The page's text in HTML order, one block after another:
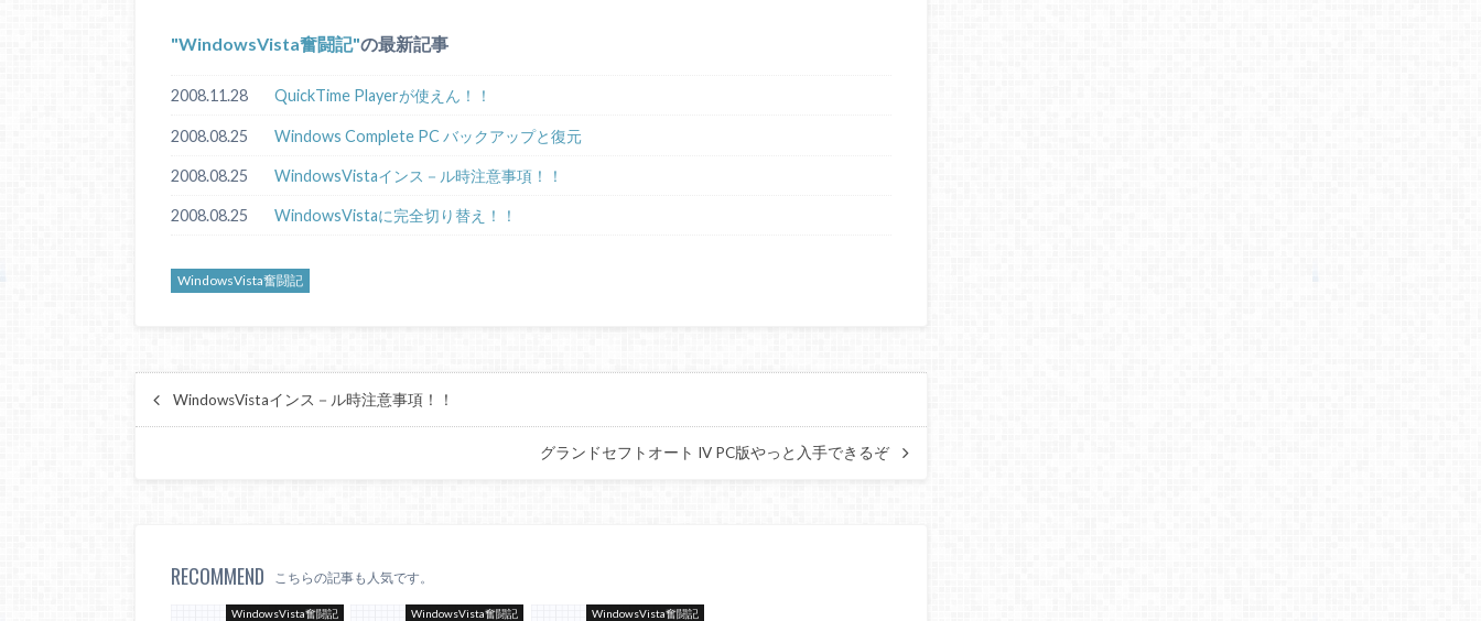
WindowsVista奮闘記 の最新記事
2008.11.28 QuickTime Playerが使えん！！
2008.08.25 Windows Complete PC バックアップと復元
2008.08.25 WindowsVistaインス－ル時注意事項！！
2008.08.25 WindowsVistaに完全切り替え！！
WindowsVista奮闘記
WindowsVistaインス－ル時注意事項！！
グランドセフトオート IV PC版やっと入手できるぞ
RECOMMEND こちらの記事も人気です。
WindowsVista奮闘記 WindowsVista奮闘記 WindowsVista奮闘記